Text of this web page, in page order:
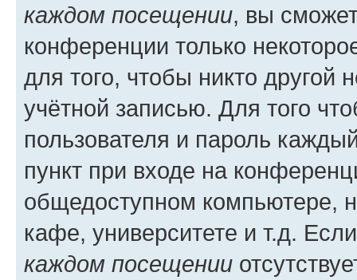
каждом посещении, вы
конференции только
для того, чтобы никто другой
учётной записью. Для того
пользователя и пароль
пункт при входе на
общедоступном компьютере,
кафе, университете и т.д.
каждом посещении